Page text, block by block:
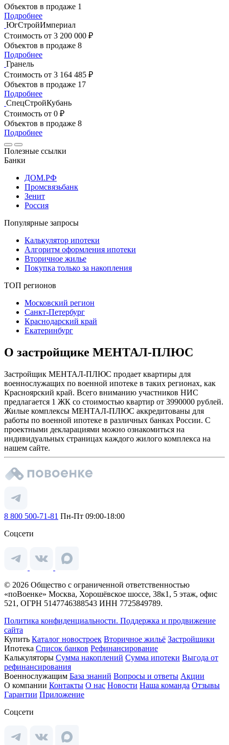
Объектов в продаже 1
Подробнее
ЮгСтройИмпериал
Стоимость от 3 200 000 ₽
Объектов в продаже 8
Подробнее
Гранель
Стоимость от 3 164 485 ₽
Объектов в продаже 17
Подробнее
СпецСтройКубань
Стоимость от 0 ₽
Объектов в продаже 8
Подробнее
Полезные ссылки
Банки
ДОМ.РФ
Промсвязьбанк
Зенит
Россия
Популярные запросы
Калькулятор ипотеки
Алгоритм оформления ипотеки
Вторичное жилье
Покупка только за накопления
ТОП регионов
Московский регион
Санкт-Петербург
Краснодарский край
Екатеринбург
О застройщике МЕНТАЛ-ПЛЮС
Застройщик МЕНТАЛ-ПЛЮС продает квартиры для
военнослужащих по военной ипотеке в таких регионах, как
Красноярский край. Всего вниманию участников НИС
предлагается 1 ЖК со стоимостью квартир от 3990000 рублей.
Жилые комплексы МЕНТАЛ-ПЛЮС аккредитованы для
работы по военной ипотеке в различных банках России. С
проектными декларациями можно ознакомиться на
индивидуальных страницах каждого жилого комплекса на
нашем сайте.
8 800 500-71-81 Пн-Пт 09:00-18:00
Соцсети
© 2026 Общество с ограниченной ответственностью
«поВоенке» Москва, Хорошёвское шоссе, 38к1, 5 этаж, офис
521, ОГРН 5147746388543 ИНН 7725849789.
Политика конфиденциальности. Поддержка и продвижение
сайта
Купить Каталог новостроек Вторичное жильё Застройщики
Ипотека Список банков Рефинансирование
Калькуляторы Сумма накоплений Сумма ипотеки Выгода от
рефинансирования
Военнослужащим База знаний Вопросы и ответы Акции
О компании Контакты О нас Новости Наша команда Отзывы
Гарантии Приложение
Соцсети